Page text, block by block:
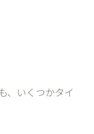
、いくつかタイ